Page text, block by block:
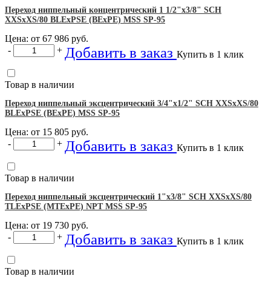
Переход ниппельный концентрический 1 1/2"х3/8" SCH
XXSхXS/80 BLEхPSE (BEхPE) MSS SP-95
Цена: от 67 986 руб.
-
+ Добавить в заказ Купить в 1 клик
Товар в наличии
Переход ниппельный эксцентрический 3/4"х1/2" SCH XXSхXS/80
BLEхPSE (BEхPE) MSS SP-95
Цена: от 15 805 руб.
-
+ Добавить в заказ Купить в 1 клик
Товар в наличии
Переход ниппельный эксцентрический 1"х3/8" SCH XXSхXS/80
TLEхPSE (MTEхPE) NPT MSS SP-95
Цена: от 19 730 руб.
-
+ Добавить в заказ Купить в 1 клик
Товар в наличии